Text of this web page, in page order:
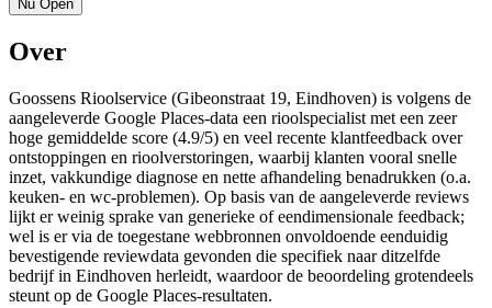
Nu Open
Over
Goossens Rioolservice (Gibeonstraat 19, Eindhoven) is volgens de
aangeleverde Google Places-data een rioolspecialist met een zeer
hoge gemiddelde score (4.9/5) en veel recente klantfeedback over
ontstoppingen en rioolverstoringen, waarbij klanten vooral snelle
inzet, vakkundige diagnose en nette afhandeling benadrukken (o.a.
keuken- en wc-problemen). Op basis van de aangeleverde reviews
lijkt er weinig sprake van generieke of eendimensionale feedback;
wel is er via de toegestane webbronnen onvoldoende eenduidig
bevestigende reviewdata gevonden die specifiek naar ditzelfde
bedrijf in Eindhoven herleidt, waardoor de beoordeling grotendeels
steunt op de Google Places-resultaten.